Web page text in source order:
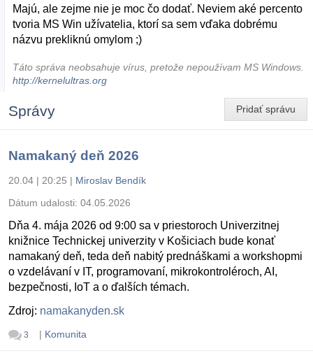
Majú, ale zejme nie je moc čo dodať. Neviem aké percento
tvoria MS Win užívatelia, ktorí sa sem vďaka dobrému
názvu prekliknú omylom ;)
Táto správa neobsahuje vírus, pretože nepoužívam MS Windows.
http://kernelultras.org
Pridať správu
Správy
Namakaný deň 2026
20.04 | 20:25 | Miroslav Bendík
Dátum udalosti: 04.05.2026
Dňa 4. mája 2026 od 9:00 sa v priestoroch Univerzitnej
knižnice Technickej univerzity v Košiciach bude konať
namakaný deň, teda deň nabitý prednáškami a workshopmi
o vzdelávaní v IT, programovaní, mikrokontroléroch, AI,
bezpečnosti, IoT a o ďalších témach.
Zdroj: namakanyden.sk
3 | Komunita